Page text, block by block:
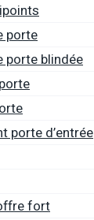
porte
porte blindée
porte d’entrée
fort